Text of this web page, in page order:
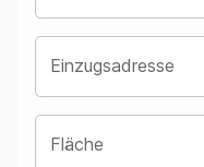
Einzugsadresse
Fläche